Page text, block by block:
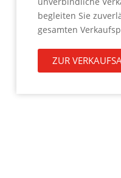
begleiten Sie
gesamten
ZUR